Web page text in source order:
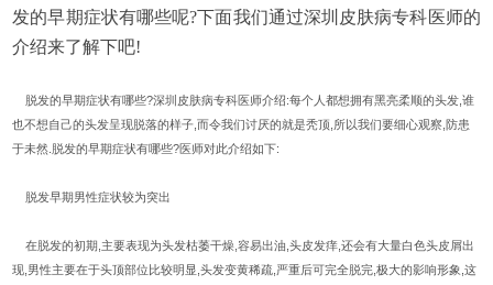
发的早期症状有哪些呢?下面我们通过深圳皮肤病专科医师的
介绍来了解下吧!
脱发的早期症状有哪些?深圳皮肤病专科医师介绍:每个人都想拥有黑亮柔顺的头发,谁
也不想自己的头发呈现脱落的样子,而令我们讨厌的就是秃顶,所以我们要细心观察,防患
于未然.脱发的早期症状有哪些?医师对此介绍如下:
脱发早期男性症状较为突出
在脱发的初期,主要表现为头发枯萎干燥,容易出油,头皮发痒,还会有大量白色头皮屑出
现,男性主要在于头顶部位比较明显,头发变黄稀疏,严重后可完全脱完,极大的影响形象,这